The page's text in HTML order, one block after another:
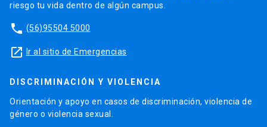
riesgo tu vida dentro de algún campus.
phone (56)95504 5000
launch Ir al sitio de Emergencias
DISCRIMINACIÓN Y VIOLENCIA
Orientación y apoyo en casos de discriminación, violencia de
género o violencia sexual.